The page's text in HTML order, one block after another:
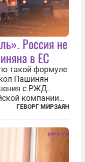
Россия не
в ЕС
такой формуле
Пашинян
с РЖД.
компании
в районе
должен
ГЕВОРГ МИРЗАЯН